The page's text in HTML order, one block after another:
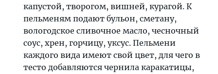
капустой, творогом, вишней, курагой. К
пельменям подают бульон, сметану,
вологодское сливочное масло, чесночный
соус, хрен, горчицу, уксус. Пельмени
каждого вида имеют свой цвет, для чего в
тесто добавляются чернила каракатицы,